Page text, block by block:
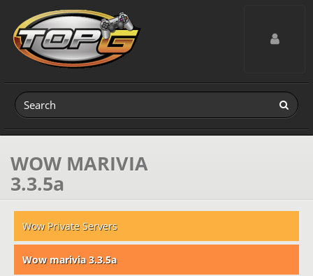
Toggle
WOW MARIVIA
3.3.5a
Wow Private Servers
Wow marivia 3.3.5a